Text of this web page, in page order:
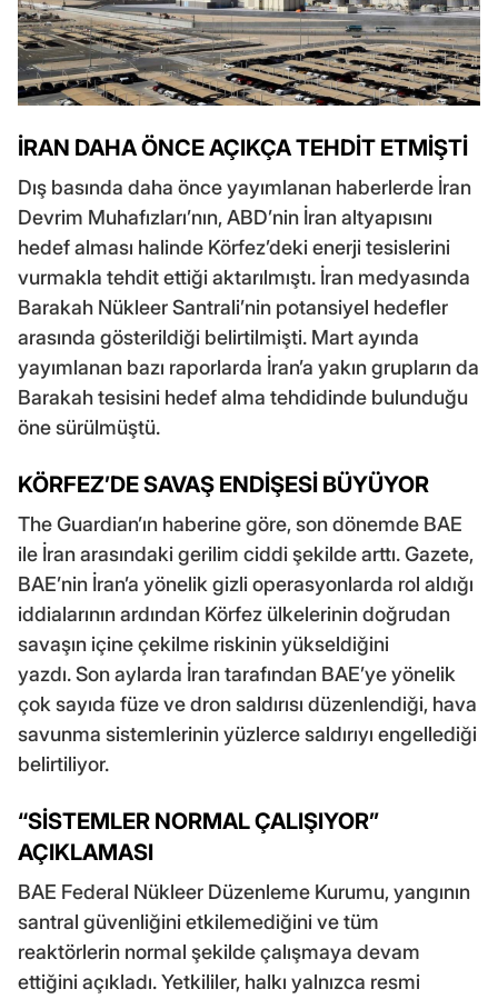
İRAN DAHA ÖNCE AÇIKÇA TEHDİT ETMİŞTİ
Dış basında daha önce yayımlanan haberlerde İran
Devrim Muhafızları’nın, ABD’nin İran altyapısını
hedef alması halinde Körfez’deki enerji tesislerini
vurmakla tehdit ettiği aktarılmıştı. İran medyasında
Barakah Nükleer Santrali’nin potansiyel hedefler
arasında gösterildiği belirtilmişti. Mart ayında
yayımlanan bazı raporlarda İran’a yakın grupların da
Barakah tesisini hedef alma tehdidinde bulunduğu
öne sürülmüştü.
KÖRFEZ’DE SAVAŞ ENDİŞESİ BÜYÜYOR
The Guardian’ın haberine göre, son dönemde BAE
ile İran arasındaki gerilim ciddi şekilde arttı. Gazete,
BAE’nin İran’a yönelik gizli operasyonlarda rol aldığı
iddialarının ardından Körfez ülkelerinin doğrudan
savaşın içine çekilme riskinin yükseldiğini
yazdı. Son aylarda İran tarafından BAE’ye yönelik
çok sayıda füze ve dron saldırısı düzenlendiği, hava
savunma sistemlerinin yüzlerce saldırıyı engellediği
belirtiliyor.
“SİSTEMLER NORMAL ÇALIŞIYOR”
AÇIKLAMASI
BAE Federal Nükleer Düzenleme Kurumu, yangının
santral güvenliğini etkilemediğini ve tüm
reaktörlerin normal şekilde çalışmaya devam
ettiğini açıkladı. Yetkililer, halkı yalnızca resmi